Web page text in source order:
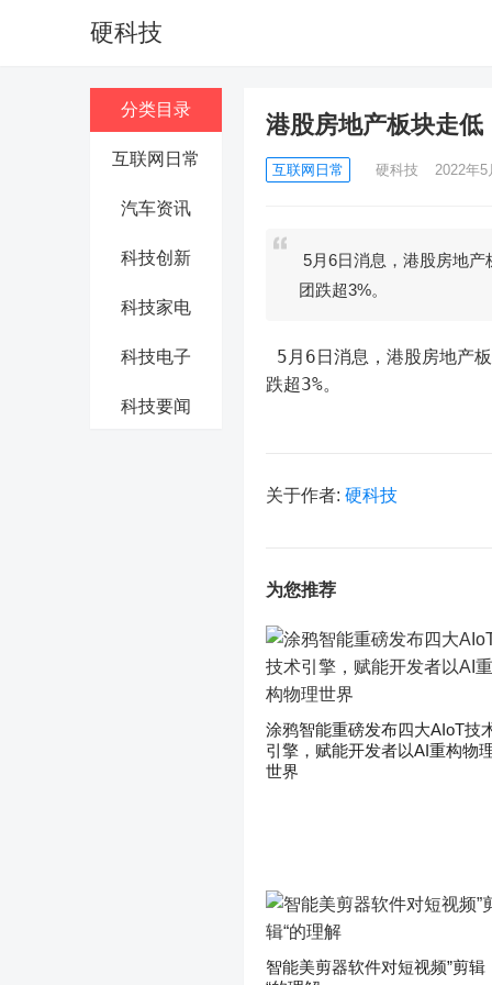
硬科技
分类目录
互联网日常
汽车资讯
科技创新
科技家电
科技电子
科技要闻
港股房地产板块走
互联网日常 硬科技 2022年5
5月6日消息，港股房地
团跌超3%。
5月6日消息，港股房地产
跌超3%。
关于作者: 硬科技
为您推荐
涂鸦智能重磅发布四大AIoT技
引擎，赋能开发者以AI重构物
世界
智能美剪器软件对短视频”剪辑